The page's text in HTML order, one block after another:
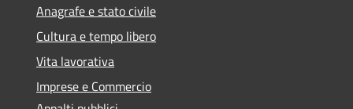
Anagrafe e stato civile
Cultura e tempo libero
Vita lavorativa
Imprese e Commercio